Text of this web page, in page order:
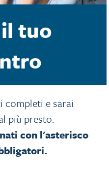
tuo
completi e sarai
più presto.
con l'asterisco